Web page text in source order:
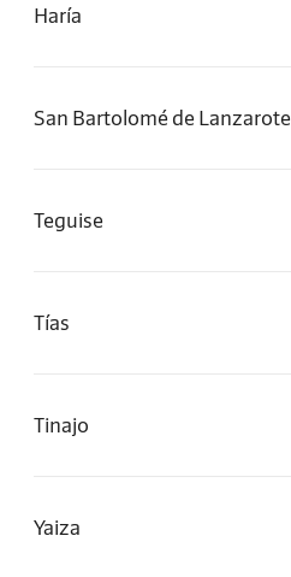
Haría
San Bartolomé de Lanzarote
Teguise
Tías
Tinajo
Yaiza